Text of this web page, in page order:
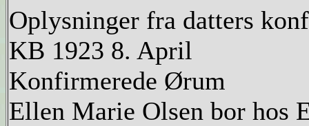
Oplysninger fra datters
KB 1923 8. April
Konfirmerede Ørum
Ellen Marie Olsen bor hos